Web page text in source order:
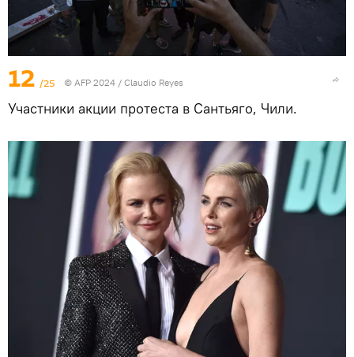
12 /25 © AFP 2024 / Claudio Reyes
Участники акции протеста в Сантьяго, Чили.